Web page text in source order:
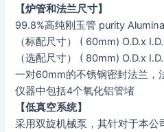
【炉管和法兰尺寸】
99.8%高纯刚玉管 purity
（标配尺寸） ( 60mm) O.D.x
（选配尺寸） ( 80mm) O.D.x
一对60mm的不锈钢密封法兰，
仪器中包括4个氧化铝管堵
【低真空系统】
采用双旋机械泵，其针对于本公